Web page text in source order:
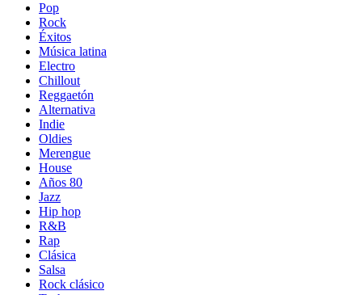
Pop
Rock
Éxitos
Música latina
Electro
Chillout
Reggaetón
Alternativa
Indie
Oldies
Merengue
House
Años 80
Jazz
Hip hop
R&B
Rap
Clásica
Salsa
Rock clásico